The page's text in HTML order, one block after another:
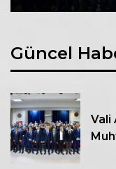
Güncel
Vali